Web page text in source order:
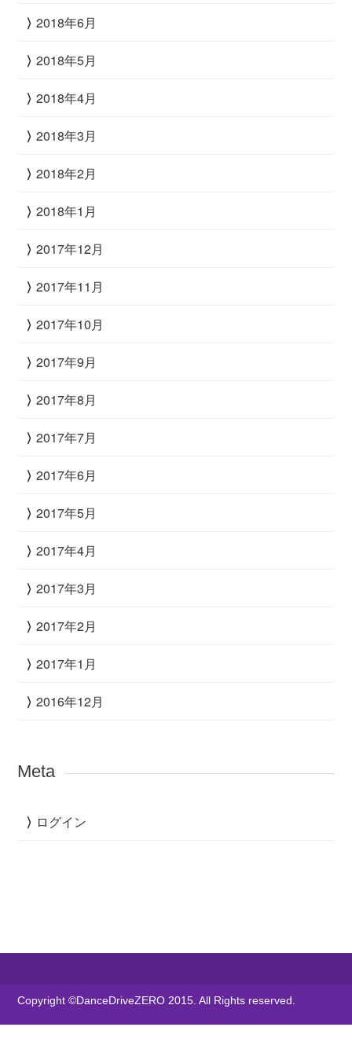
2018年6月
2018年5月
2018年4月
2018年3月
2018年2月
2018年1月
2017年12月
2017年11月
2017年10月
2017年9月
2017年8月
2017年7月
2017年6月
2017年5月
2017年4月
2017年3月
2017年2月
2017年1月
2016年12月
Meta
ログイン
Copyright ©DanceDriveZERO 2015. All Rights reserved.